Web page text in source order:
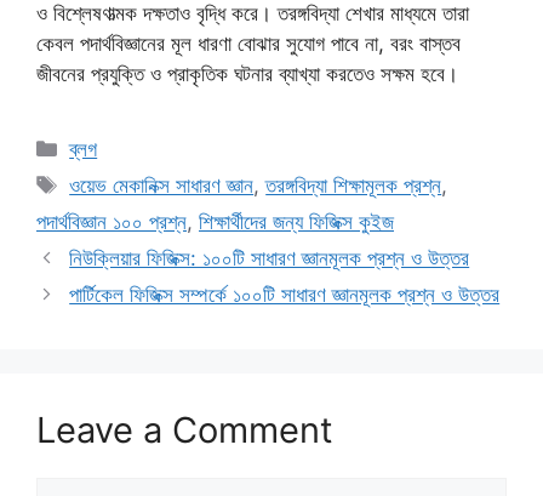
ও বিশ্লেষণাত্মক দক্ষতাও বৃদ্ধি করে। তরঙ্গবিদ্যা শেখার মাধ্যমে তারা
কেবল পদার্থবিজ্ঞানের মূল ধারণা বোঝার সুযোগ পাবে না, বরং বাস্তব
জীবনের প্রযুক্তি ও প্রাকৃতিক ঘটনার ব্যাখ্যা করতেও সক্ষম হবে।
Categories
ব্লগ
Tags
ওয়েভ মেকানিক্স সাধারণ জ্ঞান,তরঙ্গবিদ্যা শিক্ষামূলক প্রশ্ন,
পদার্থবিজ্ঞান ১০০ প্রশ্ন, শিক্ষার্থীদের জন্য ফিজিক্স কুইজ
নিউক্লিয়ার ফিজিক্স: ১০০টি সাধারণ জ্ঞানমূলক প্রশ্ন ও উত্তর
পার্টিকেল ফিজিক্স সম্পর্কে ১০০টি সাধারণ জ্ঞানমূলক প্রশ্ন ও উত্তর
Leave a Comment